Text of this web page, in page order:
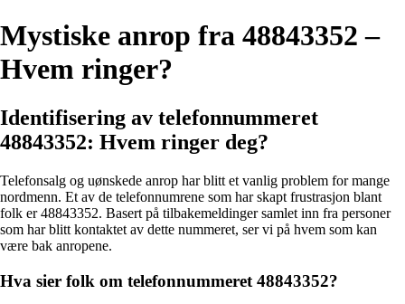
Mystiske anrop fra 48843352 –
Hvem ringer?
Identifisering av telefonnummeret
48843352: Hvem ringer deg?
Telefonsalg og uønskede anrop har blitt et vanlig problem for mange
nordmenn. Et av de telefonnumrene som har skapt frustrasjon blant
folk er 48843352. Basert på tilbakemeldinger samlet inn fra personer
som har blitt kontaktet av dette nummeret, ser vi på hvem som kan
være bak anropene.
Hva sier folk om telefonnummeret 48843352?